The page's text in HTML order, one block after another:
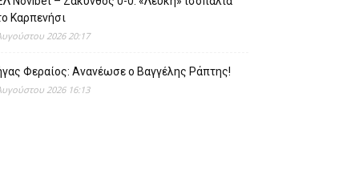
Καρπενήσι
2026 20:17
Φεραίος: Ανανέωσε ο Βαγγέλης Ράπτης!
2026 16:13